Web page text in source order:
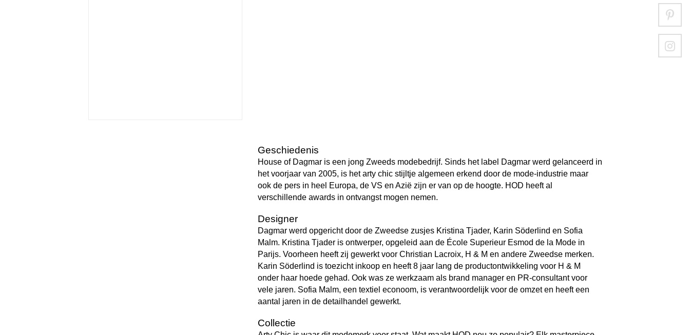
Geschiedenis
House of Dagmar is een jong Zweeds modebedrijf. Sinds het label Dagmar werd gelanceerd in
het voorjaar van 2005, is het arty chic stijltje algemeen erkend door de mode-industrie maar
ook de pers in heel Europa, de VS en Azië zijn er van op de hoogte. HOD heeft al
verschillende awards in ontvangst mogen nemen.
Designer
Dagmar werd opgericht door de Zweedse zusjes Kristina Tjader, Karin Söderlind en Sofia
Malm. Kristina Tjader is ontwerper, opgeleid aan de École Superieur Esmod de la Mode in
Parijs. Voorheen heeft zij gewerkt voor Christian Lacroix, H & M en andere Zweedse merken.
Karin Söderlind is toezicht inkoop en heeft 8 jaar lang de productontwikkeling voor H & M
onder haar hoede gehad. Ook was ze werkzaam als brand manager en PR-consultant voor
vele jaren. Sofia Malm, een textiel econoom, is verantwoordelijk voor de omzet en heeft een
aantal jaren in de detailhandel gewerkt.
Collectie